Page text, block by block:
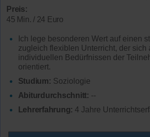
Preis:
45 Min. / 24 Euro
Ich lege besonderen Wert auf einen
zugleich flexiblen Unterricht, der sich
individuellen Bedürfnissen der
orientiert.
Studium: Soziologie
Abiturdurchschnitt: --
Lehrerfahrung: 4 Jahre